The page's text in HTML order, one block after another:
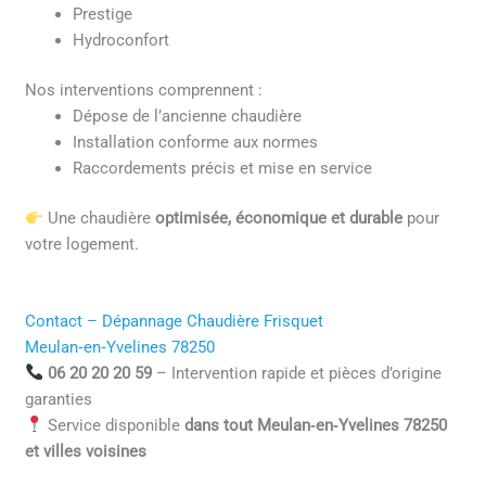
Prestige
Hydroconfort
Nos interventions comprennent :
Dépose de l’ancienne chaudière
Installation conforme aux normes
Raccordements précis et mise en service
Une chaudière optimisée, économique et durablepour
votre logement.
Contact – Dépannage Chaudière Frisquet
Meulan‑en‑Yvelines 78250
06 20 20 20 59– Intervention rapide et pièces d’origine
garanties
Service disponible dans tout Meulan‑en‑Yvelines 78250
et villes voisines